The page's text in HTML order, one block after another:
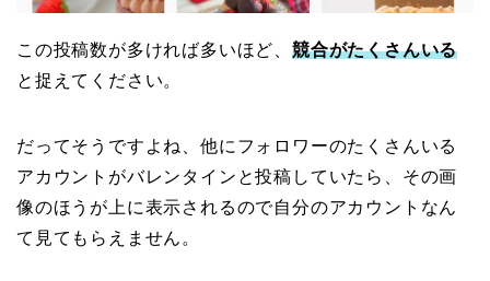
この投稿数が多ければ多いほど、 競合がたくさんいる
と捉えてください。
だってそうですよね、他にフォロワーのたくさんいる
アカウントがバレンタインと投稿していたら、その画
像のほうが上に表示されるので自分のアカウントなん
て見てもらえません。